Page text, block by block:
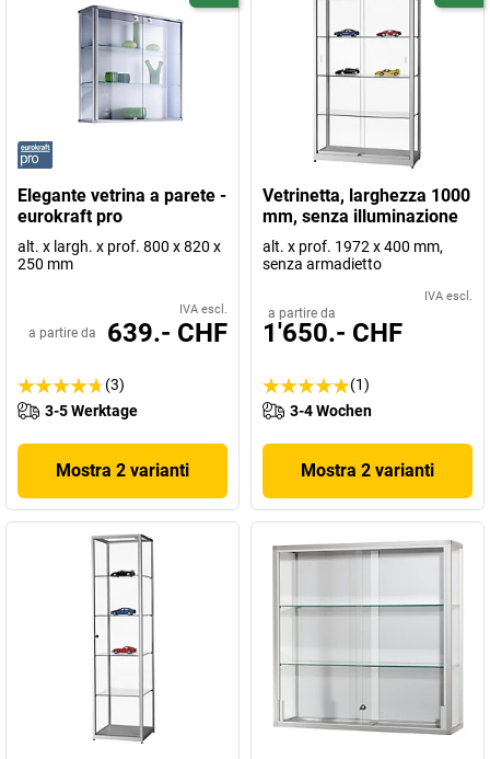
Elegante vetrina a parete -
eurokraft pro
alt. x largh. x prof. 800 x 820 x
250 mm
IVA escl.
a partire da 639.- CHF
(3)
3-5 Werktage
Mostra 2 varianti
Vetrinetta, larghezza 1000
mm, senza illuminazione
alt. x prof. 1972 x 400 mm,
senza armadietto
IVA escl.
a partire da
1'650.- CHF
(1)
3-4 Wochen
Mostra 2 varianti